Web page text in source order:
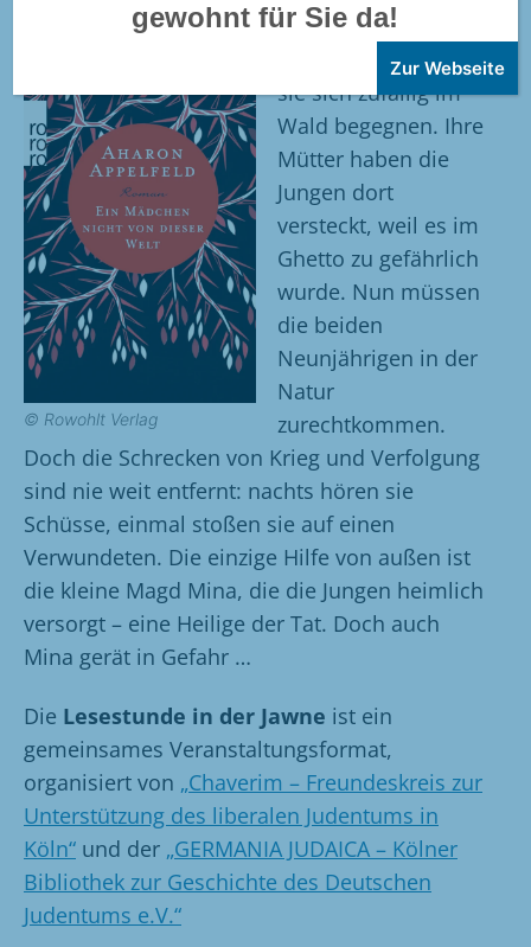
© Rowohlt Verlag
Adam und Thomas
sind überrascht, als
sie sich zufällig im
Wald begegnen. Ihre
Mütter haben die
Jungen dort
versteckt, weil es im
Ghetto zu gefährlich
wurde. Nun müssen
die beiden
Neunjährigen in der
Natur
zurechtkommen.
Doch die Schrecken von Krieg und Verfolgung
sind nie weit entfernt: nachts hören sie
Schüsse, einmal stoßen sie auf einen
Verwundeten. Die einzige Hilfe von außen ist
die kleine Magd Mina, die die Jungen heimlich
versorgt – eine Heilige der Tat. Doch auch
Mina gerät in Gefahr …
Die Lesestunde in der Jawne ist ein
gemeinsames Veranstaltungsformat,
organisiert von „Chaverim – Freundeskreis zur
Unterstützung des liberalen Judentums in
Köln“ und der „GERMANIA JUDAICA – Kölner
Bibliothek zur Geschichte des Deutschen
Judentums e.V.“
gewohnt für Sie da!
Zur Webseite